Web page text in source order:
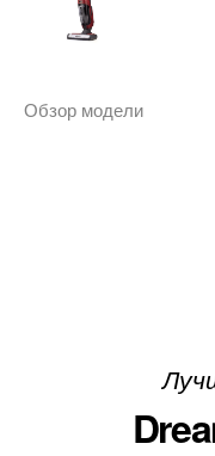
Обзор модели